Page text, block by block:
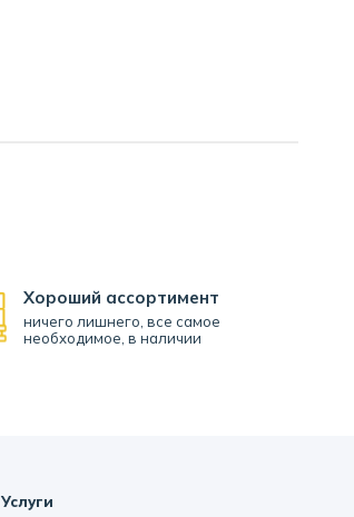
Хороший ассортимент
ничего лишнего, все самое
необходимое, в наличии
Услуги